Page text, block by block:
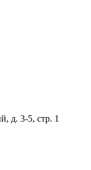
д. 3-5, стр. 1